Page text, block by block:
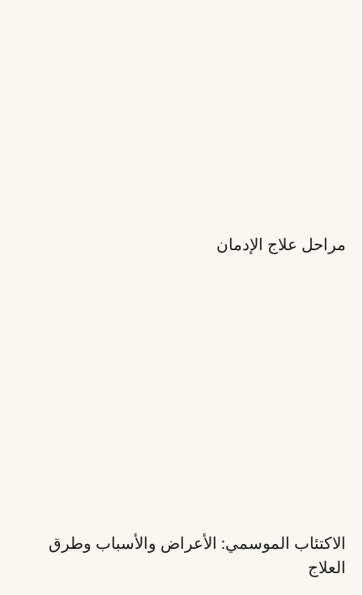
مراحل علاج الإدمان
الاكتئاب الموسمي: الأعراض والأسباب وطرق
العلاج